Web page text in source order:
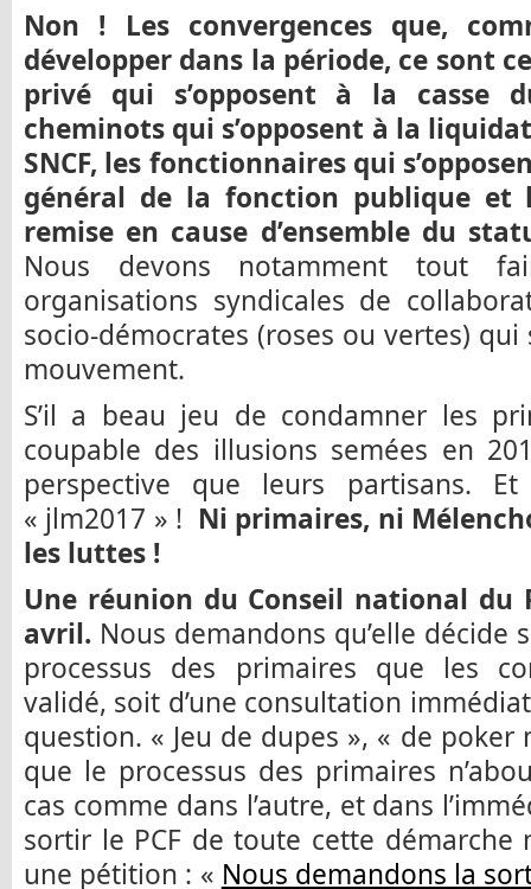
Non ! Les convergences que,
développer dans la période, ce sont
privé qui s’opposent à la casse
cheminots qui s’opposent à la
SNCF, les fonctionnaires qui
général de la fonction publique et
remise en cause d’ensemble du
Nous devons notamment tout
organisations syndicales de
socio-démocrates (roses ou vertes) qui
mouvement.
S’il a beau jeu de condamner les
coupable des illusions semées en
perspective que leurs partisans.
« jlm2017 » ! Ni primaires, ni
les luttes !
Une réunion du Conseil national du
avril. Nous demandons qu’elle décide
processus des primaires que les
validé, soit d’une consultation
question. « Jeu de dupes », « de
que le processus des primaires
cas comme dans l’autre, et dans
sortir le PCF de toute cette démarche
une pétition : « Nous demandons la